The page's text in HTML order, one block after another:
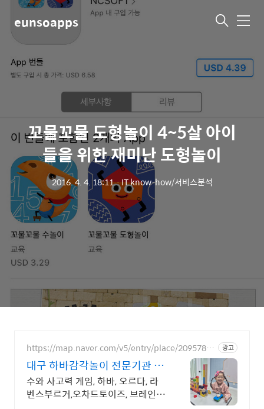
eunsoapps 메
꼬물꼬물 도형놀이 4~5살 아이
들을 위한 재미난 도형놀이
2016. 4. 4. 18:11ㆍIT know-how/서비스분석
https://map.naver.com/v5/entry/place/20957849
15
광고
대구 하바감각놀이 전문기관 교
구를 활용한 감각놀이 기관
수와 사고력 게임, 하바, 오르다, 라
벤스부르거,오차드토이즈, 브레인티